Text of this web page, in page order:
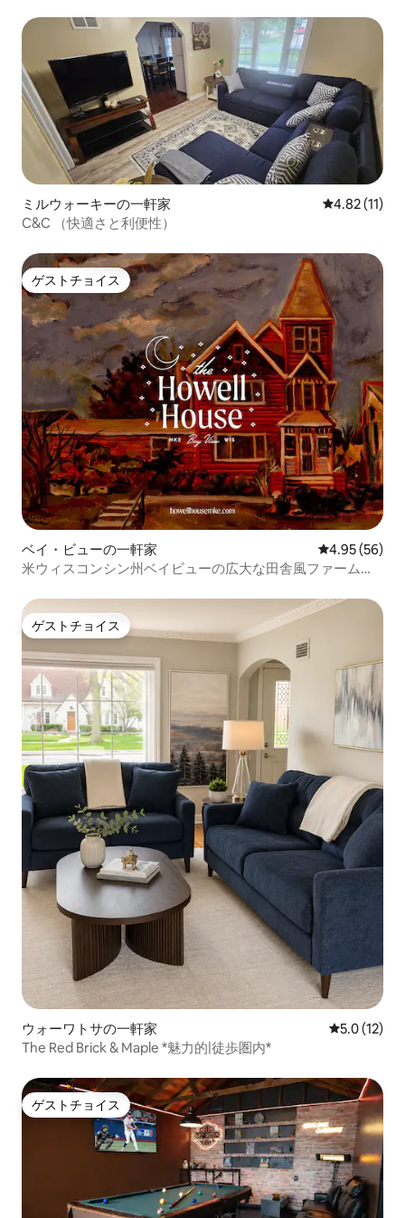
ミルウォーキーの一軒家 レビュー11
4.82 (11)
C&C （快適さと利便性）
ゲストチョイス
ゲストチョイス
ベイ・ビューの一軒家 レビュー56
4.95 (56)
米ウィスコンシン州ベイビューの広大な田舎風ファームハ
ゲストチョイス
ゲストチョイス
ウォーワトサの一軒家 レビュー12
5.0 (12)
The Red Brick & Maple *魅力的|徒歩圏内*
ゲストチョイス
ゲストチョイス